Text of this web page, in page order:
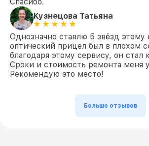
Кузнецова Татьяна
Однозначно ставлю 5 звёзд
оптический прицел был в плохом
благодаря этому сервису, он стал
Сроки и стоимость ремонта меня
Рекомендую это место!
Больше отзывов